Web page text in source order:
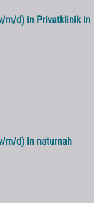
m/d) in Privatklinik in
m/d) in naturnah